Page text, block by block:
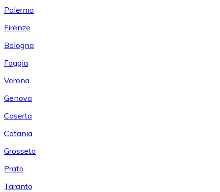
Palermo
Firenze
Bologna
Foggia
Verona
Genova
Caserta
Catania
Grosseto
Prato
Taranto